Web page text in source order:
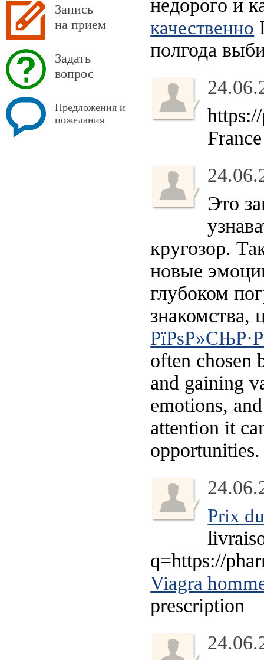
Запись
на прием
Задать
вопрос
Предложения и
пожелания
недорого и
качественно
полгода
France
Это
кругозор.
новые
глубоком
знакомства,
often chosen
and gaining
emotions,
attention it
Prix
q=https://
Viagra
prescription